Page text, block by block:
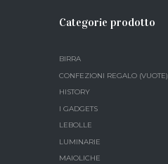
Categorie prodotto
BIRRA
CONFEZIONI REGALO (VUOTE)
HISTORY
I GADGETS
LEBOLLE
LUMINARIE
MAIOLICHE